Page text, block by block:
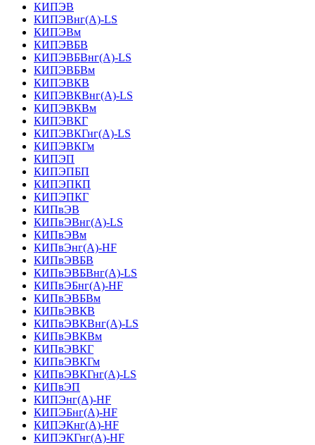
КИПЭВ
КИПЭВнг(А)-LS
КИПЭВм
КИПЭВБВ
КИПЭВБВнг(А)-LS
КИПЭВБВм
КИПЭВКВ
КИПЭВКВнг(А)-LS
КИПЭВКВм
КИПЭВКГ
КИПЭВКГнг(А)-LS
КИПЭВКГм
КИПЭП
КИПЭПБП
КИПЭПКП
КИПЭПКГ
КИПвЭВ
КИПвЭВнг(А)-LS
КИПвЭВм
КИПвЭнг(А)-HF
КИПвЭВБВ
КИПвЭВБВнг(А)-LS
КИПвЭБнг(А)-HF
КИПвЭВБВм
КИПвЭВКВ
КИПвЭВКВнг(А)-LS
КИПвЭВКВм
КИПвЭВКГ
КИПвЭВКГм
КИПвЭВКГнг(А)-LS
КИПвЭП
КИПЭнг(А)-HF
КИПЭБнг(А)-HF
КИПЭКнг(А)-HF
КИПЭКГнг(А)-HF